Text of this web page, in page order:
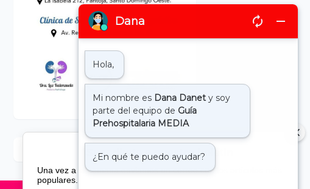
Suscribete a nuestro boletin
Una vez a la semana enviamos un correo con los artículos más
populares.